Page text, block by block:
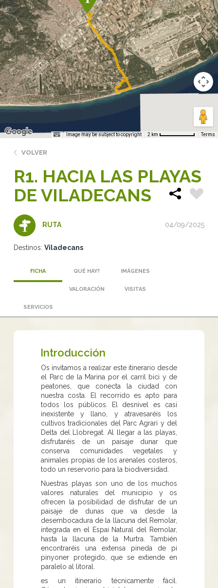
Image may be subject to copyright 2 km Terms
VOLVER
R1. HACIA LAS PLAYAS
DE VILADECANS
RUTA 04/09/2025
Destinos: Viladecans
FICHA QUÉ HAY? IMÁGENES
VALORACIÓN VISITAS
SERVICIOS
Introducción
Os invitamos a realizar este itinerario desde
el Parc de la Marina por el carril bici y de
peatones, que conecta la ciudad con
nuestra costa. El recorrido es apto para
todos los públicos. El desnivel es casi
inexistente y llano, y atravesaréis los
cultivos tradicionales del Parc Agrari y del
Delta del Llobregat. Al llegar a las playas,
disfrutaréis de un paisaje dunar que
conserva comunidades vegetales y
animales propias de los arenales costeros,
todo un reservorio para la biodiversidad.
Nuestras playas son uno de los muchos
valores naturales del municipio y os
ofrecen la posibilidad de disfrutar de un
paisaje de dunas que va desde la
desembocadura de la llacuna del Remolar,
integrada en el Espai Natural del Remolar,
hasta la llacuna de la Murtra. También
encontraréis una extensa pineda de pi
pinyoner protegido, que se extiende en
paralelo al litoral.
es un itinerario técnicamente fácil.